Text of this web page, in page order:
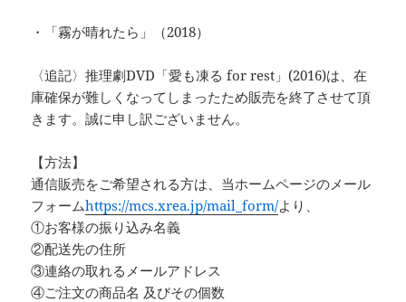
・「霧が晴れたら」（2018）
〈追記〉推理劇DVD「愛も凍る for rest」(2016)は、在
庫確保が難しくなってしまったため販売を終了させて頂
きます。誠に申し訳ございません。
【方法】
通信販売をご希望される方は、当ホームページのメール
フォームhttps://mcs.xrea.jp/mail_form/より、
①お客様の振り込み名義
②配送先の住所
③連絡の取れるメールアドレス
④ご注文の商品名 及びその個数